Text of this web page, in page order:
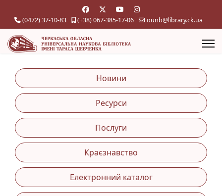
(0472) 37-10-83 (+38) 067-385-17-06 ounb@library.ck.ua
Новини
Ресурси
Послуги
Краєзнавство
Електронний каталог